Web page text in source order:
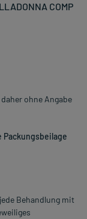
COMP
ohne Angabe
Packungsbeilage
Behandlung mit